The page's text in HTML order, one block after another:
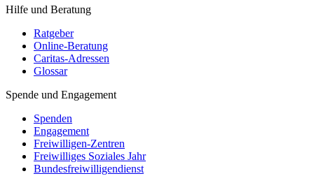
Hilfe und Beratung
Ratgeber
Online-Beratung
Caritas-Adressen
Glossar
Spende und Engagement
Spenden
Engagement
Freiwilligen-Zentren
Freiwilliges Soziales Jahr
Bundesfreiwilligendienst